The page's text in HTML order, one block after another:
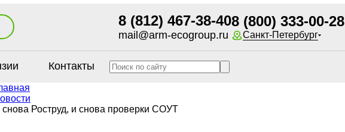
8 (812) 467-38-40
mail@arm-ecogroup.ru
8 (800) 333-00-28
Санкт-Петербург
Контакты
снова Роструд, и снова проверки СОУТ